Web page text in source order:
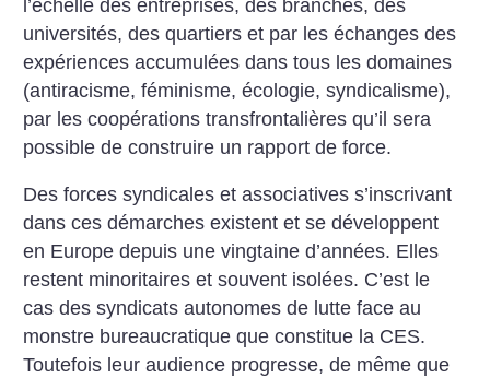
l’échelle des entreprises, des branches, des
universités, des quartiers et par les échanges des
expériences accumulées dans tous les domaines
(antiracisme, féminisme, écologie, syndicalisme),
par les coopérations transfrontalières qu’il sera
possible de construire un rapport de force.
Des forces syndicales et associatives s’inscrivant
dans ces démarches existent et se développent
en Europe depuis une vingtaine d’années. Elles
restent minoritaires et souvent isolées. C’est le
cas des syndicats autonomes de lutte face au
monstre bureaucratique que constitue la CES.
Toutefois leur audience progresse, de même que